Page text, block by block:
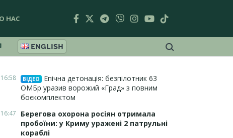
НАС
ENGLISH
16:58 ВІДЕО
Епічна детонація: безпілотник 63
ОМБр уразив ворожий «Град» з повним
боєкомплектом
16:47
Берегова охорона росіян отримала
пробоїни: у Криму уражені 2 патрульні
кораблі